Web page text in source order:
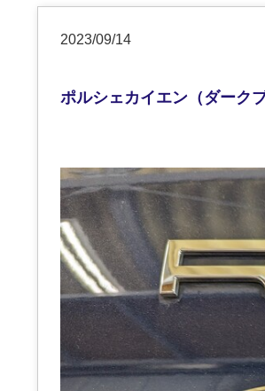
2023/09/14
ポルシェカイエン（ダーク